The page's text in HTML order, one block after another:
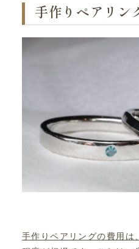
手作りペアリン
手作りペアリングの費用は